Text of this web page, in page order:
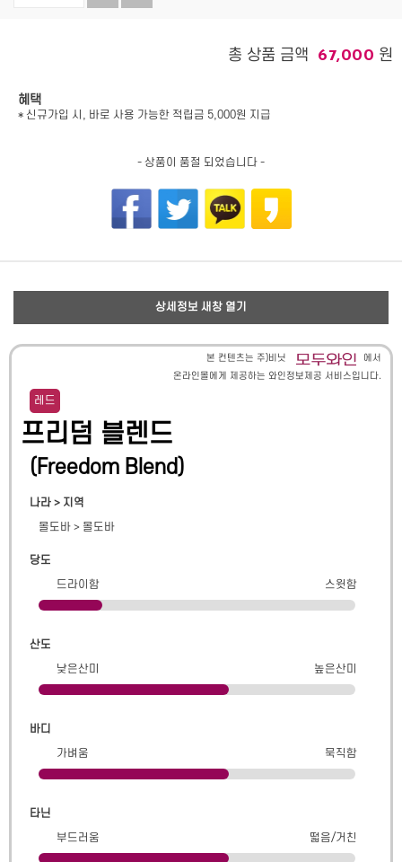
총 상품 금액 67,000 원
혜택
* 신규가입 시, 바로 사용 가능한 적립금 5,000원 지급
- 상품이 품절 되었습니다 -
상세정보 새창 열기
본 컨텐츠는 주)비닛
에서
온라인몰에게 제공하는 와인정보제공 서비스입니다.
레드
프리덤 블렌드
(Freedom Blend)
나라 > 지역
몰도바 > 몰도바
당도
드라이함
스윗함
산도
낮은산미
높은산미
바디
가벼움
묵직함
타닌
부드러움
떫음/거친